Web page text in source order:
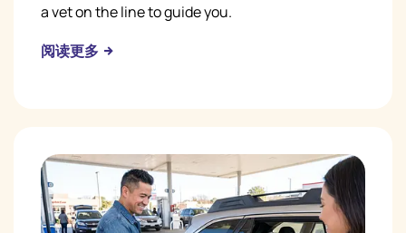
a vet on the line to guide you.
阅读更多